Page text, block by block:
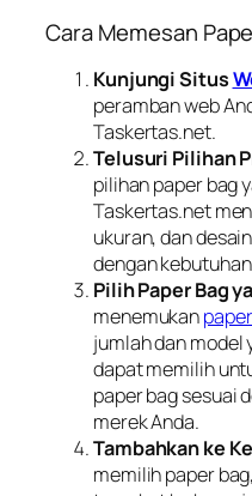
Cara Memesan
Kunjungi Situs
peramban web
Taskertas.net.
Telusuri Pilihan
pilihan paper bag
Taskertas.net
ukuran, dan
dengan
Pilih Paper Bag
menemukan
jumlah dan model
dapat memilih
paper bag sesuai
merek Anda.
Tambahkan ke
memilih paper